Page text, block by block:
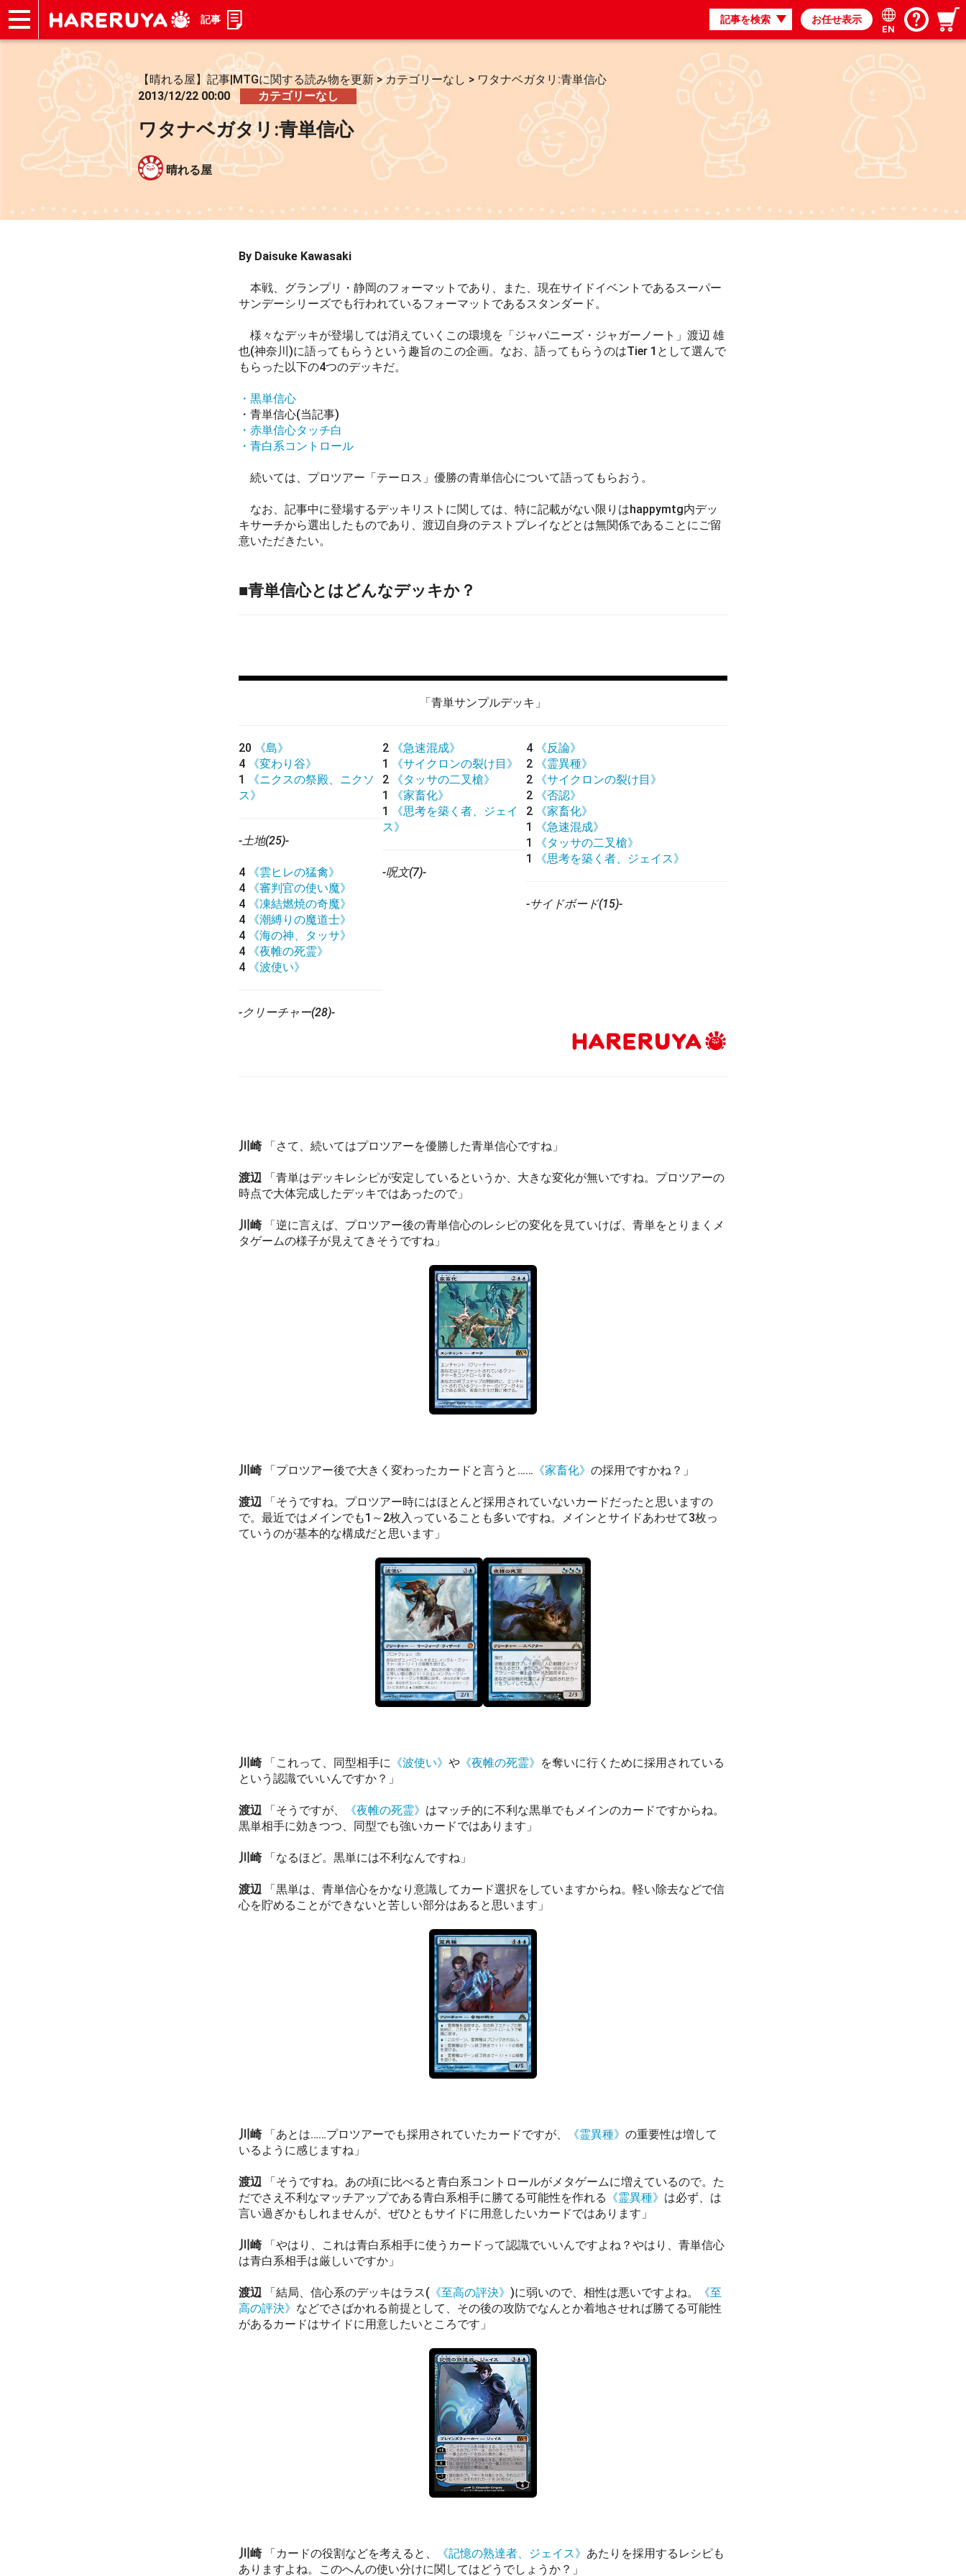
ショップ
デッキ検索
デッキ構築
選手一覧
店舗一覧
イベント
お問い合わせ
記事 記事を検索 お任せ表示
EN
【晴れる屋】記事|MTGに関する読み物を更新>カテゴリーなし > ワタナベガタリ:青単信心
2013/12/22 00:00
カテゴリーなし
ワタナベガタリ:青単信心
晴れる屋
By Daisuke Kawasaki
本戦、グランプリ・静岡のフォーマットであり、また、現在サイドイベントであるスーパー
サンデーシリーズでも行われているフォーマットであるスタンダード。
様々なデッキが登場しては消えていくこの環境を「ジャパニーズ・ジャガーノート」渡辺 雄
也(神奈川)に語ってもらうという趣旨のこの企画。なお、語ってもらうのはTier 1として選んで
もらった以下の4つのデッキだ。
・黒単信心
・青単信心(当記事)
・赤単信心タッチ白
・青白系コントロール
続いては、プロツアー「テーロス」優勝の青単信心について語ってもらおう。
なお、記事中に登場するデッキリストに関しては、特に記載がない限りはhappymtg内デッ
キサーチから選出したものであり、渡辺自身のテストプレイなどとは無関係であることにご留
意いただきたい。
■青単信心とはどんなデッキか？
「青単サンプルデッキ」
20
《島》
4
《変わり谷》
1
《ニクスの祭殿、ニクソ
ス》
-土地(25)-
4
《雲ヒレの猛禽》
4
《審判官の使い魔》
4
《凍結燃焼の奇魔》
4
《潮縛りの魔道士》
4
《海の神、タッサ》
4
《夜帷の死霊》
4
《波使い》
-クリーチャー(28)-
2
《急速混成》
1
《サイクロンの裂け目》
2
《タッサの二叉槍》
1
《家畜化》
1
《思考を築く者、ジェイ
ス》
-呪文(7)-
4
《反論》
2
《霊異種》
2
《サイクロンの裂け目》
2
《否認》
2
《家畜化》
1
《急速混成》
1
《タッサの二叉槍》
1
《思考を築く者、ジェイス》
-サイドボード(15)-
川崎「さて、続いてはプロツアーを優勝した青単信心ですね」
渡辺 「青単はデッキレシピが安定しているというか、大きな変化が無いですね。プロツアーの
時点で大体完成したデッキではあったので」
川崎「逆に言えば、プロツアー後の青単信心のレシピの変化を見ていけば、青単をとりまくメ
タゲームの様子が見えてきそうですね」
川崎「プロツアー後で大きく変わったカードと言うと…… 《家畜化》 の採用ですかね？」
渡辺 「そうですね。プロツアー時にはほとんど採用されていないカードだったと思いますの
で。最近ではメインでも1～2枚入っていることも多いですね。メインとサイドあわせて3枚っ
ていうのが基本的な構成だと思います」
川崎「これって、同型相手に 《波使い》 や 《夜帷の死霊》 を奪いに行くために採用されている
という認識でいいんですか？」
渡辺 「そうですが、 《夜帷の死霊》 はマッチ的に不利な黒単でもメインのカードですからね。
黒単相手に効きつつ、同型でも強いカードではあります」
川崎「なるほど。黒単には不利なんですね」
渡辺 「黒単は、青単信心をかなり意識してカード選択をしていますからね。軽い除去などで信
心を貯めることができないと苦しい部分はあると思います」
川崎「あとは……プロツアーでも採用されていたカードですが、 《霊異種》 の重要性は増して
いるように感じますね」
渡辺 「そうですね。あの頃に比べると青白系コントロールがメタゲームに増えているので。た
だでさえ不利なマッチアップである青白系相手に勝てる可能性を作れる 《霊異種》 は必ず、は
言い過ぎかもしれませんが、ぜひともサイドに用意したいカードではあります」
川崎「やはり、これは青白系相手に使うカードって認識でいいんですよね？やはり、青単信心
は青白系相手は厳しいですか」
渡辺 「結局、信心系のデッキはラス( 《至高の評決》 )に弱いので、相性は悪いですよね。
《至
高の評決》 などでさばかれる前提として、その後の攻防でなんとか着地させれば勝てる可能性
があるカードはサイドに用意したいところです」
川崎「カードの役割などを考えると、 《記憶の熟達者、ジェイス》 あたりを採用するレシピも
ありますよね。このへんの使い分けに関してはどうでしょうか？」